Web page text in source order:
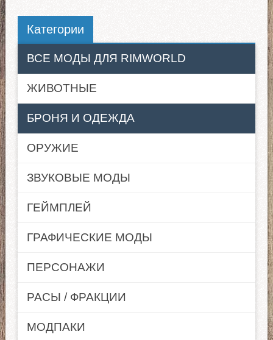
Категории
ВСЕ МОДЫ ДЛЯ RIMWORLD
ЖИВОТНЫЕ
БРОНЯ И ОДЕЖДА
ОРУЖИЕ
ЗВУКОВЫЕ МОДЫ
ГЕЙМПЛЕЙ
ГРАФИЧЕСКИЕ МОДЫ
ПЕРСОНАЖИ
РАСЫ / ФРАКЦИИ
МОДПАКИ